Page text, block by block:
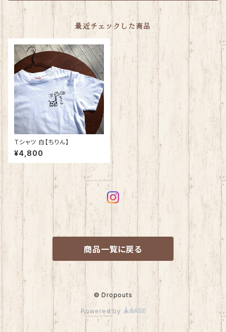
最近チェックした商品
Ｔシャツ 白【ちりん】
¥4,800
商品一覧に戻る
© Dropouts
Powered by